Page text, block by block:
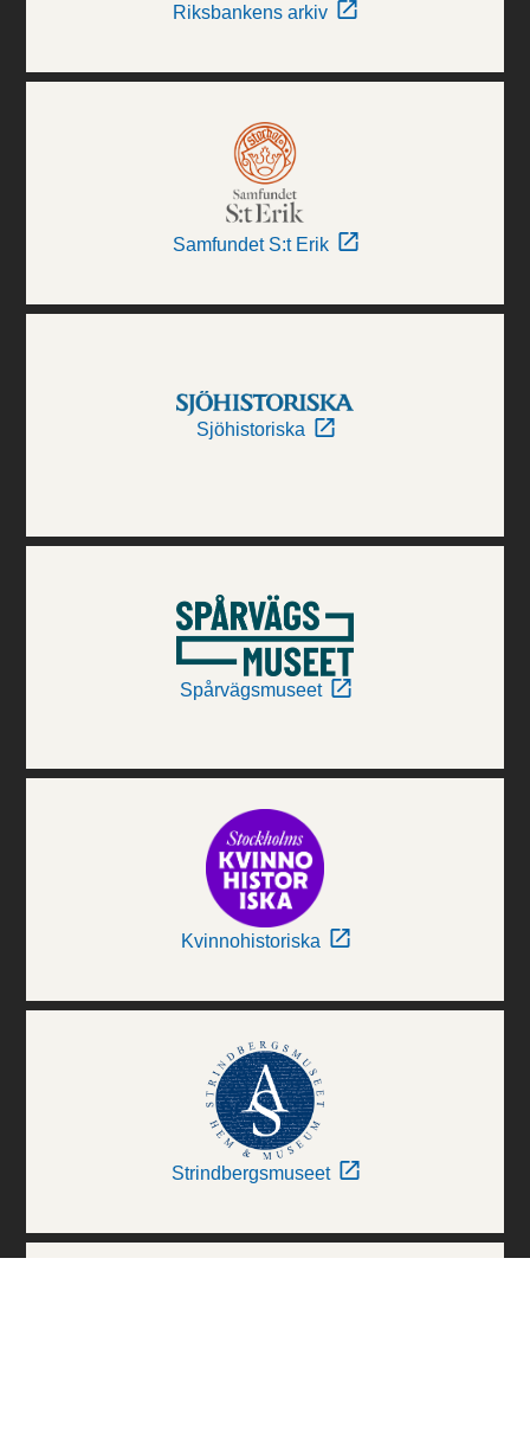
Riksbankens arkiv
Samfundet S:t Erik
Sjöhistoriska
Spårvägsmuseet
Kvinnohistoriska
Strindbergsmuseet